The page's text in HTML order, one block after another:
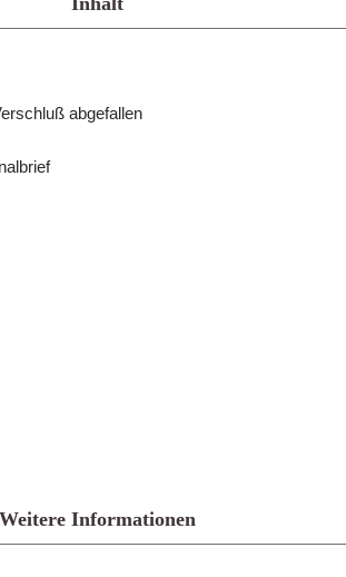
abgefallen
Weitere Informationen